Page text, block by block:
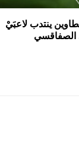
ينتدب لاعبَيْ
الصفاقسي